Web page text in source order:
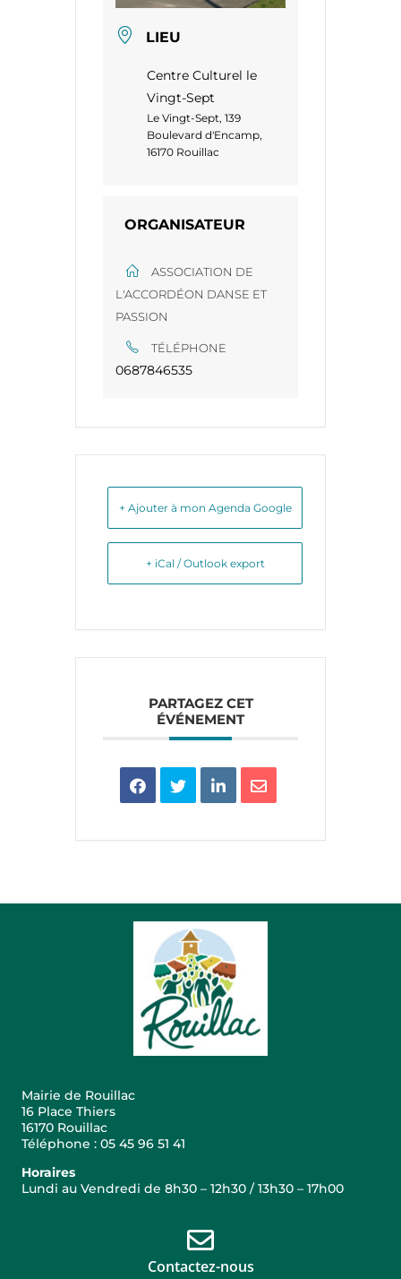
LIEU
Centre Culturel le
Vingt-Sept
Le Vingt-Sept, 139
Boulevard d'Encamp,
16170 Rouillac
ORGANISATEUR
ASSOCIATION DE
L'ACCORDÉON DANSE ET
PASSION
TÉLÉPHONE
0687846535
+ Ajouter à mon Agenda Google
+ iCal / Outlook export
PARTAGEZ CET
ÉVÉNEMENT
Mairie de Rouillac
16 Place Thiers
16170 Rouillac
Téléphone : 05 45 96 51 41
Horaires
Lundi au Vendredi de 8h30 – 12h30 / 13h30 – 17h00
Contactez-nous